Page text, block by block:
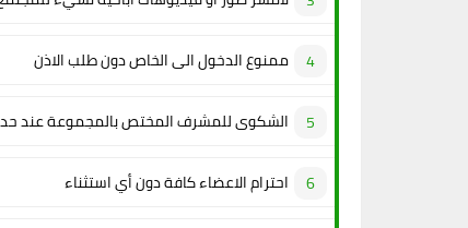
ممنوع الدخول الى الخاص دون طلب الاذن
الشكوى للمشرف المختص بالمجموعة عند
احترام الاعضاء كافة دون أي استثناء